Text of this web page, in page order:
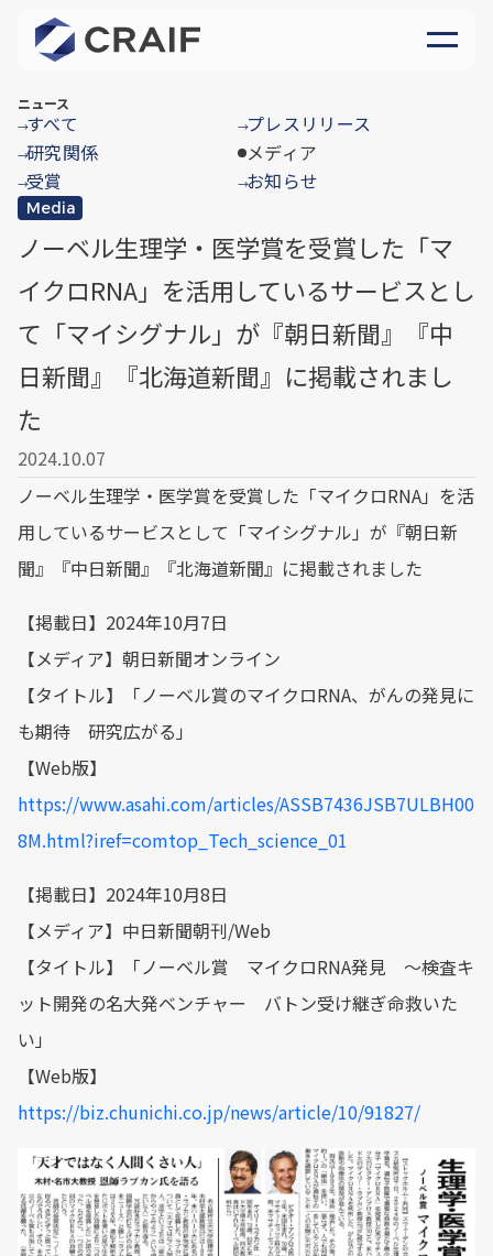
ニュース
→すべて →プレスリリース
→研究関係 メディア
→受賞 →お知らせ
Media
ノーベル生理学・医学賞を受賞した「マ
イクロRNA」を活用しているサービスとし
て「マイシグナル」が『朝日新聞』『中
日新聞』『北海道新聞』に掲載されまし
た
2024.10.07
ノーベル生理学・医学賞を受賞した「マイクロRNA」を活
用しているサービスとして「マイシグナル」が『朝日新
聞』『中日新聞』『北海道新聞』に掲載されました
【掲載日】2024年10月7日
【メディア】朝日新聞オンライン
【タイトル】「ノーベル賞のマイクロRNA、がんの発見に
も期待 研究広がる」
【Web版】
https://www.asahi.com/articles/ASSB7436JSB7ULBH00
8M.html?iref=comtop_Tech_science_01
【掲載日】2024年10月8日
【メディア】中日新聞朝刊/Web
【タイトル】「ノーベル賞 マイクロRNA発見 〜検査キ
ット開発の名大発ベンチャー バトン受け継ぎ命救いた
い」
【Web版】
https://biz.chunichi.co.jp/news/article/10/91827/